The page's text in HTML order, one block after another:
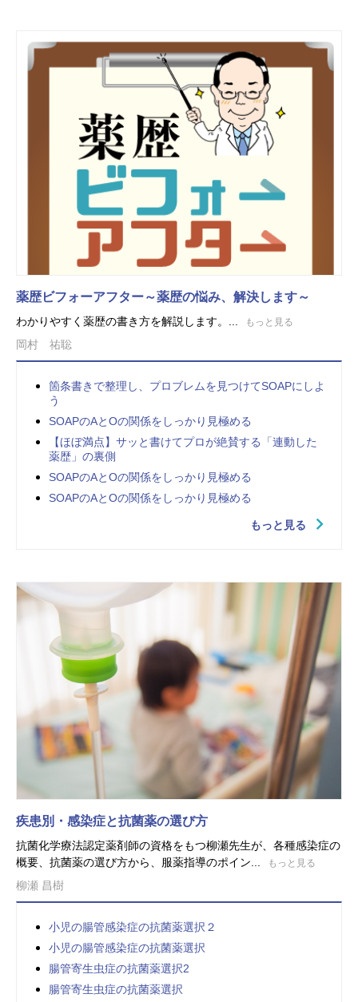
薬歴ビフォーアフター～薬歴の悩み、解決します～
わかりやすく薬歴の書き方を解説します。... もっと見る
岡村 祐聡
箇条書きで整理し、プロブレムを見つけてSOAPにしよ
う
SOAPのAとOの関係をしっかり見極める
【ほぼ満点】サッと書けてプロが絶賛する「連動した
薬歴」の裏側
SOAPのAとOの関係をしっかり見極める
SOAPのAとOの関係をしっかり見極める
もっと見る
疾患別・感染症と抗菌薬の選び方
抗菌化学療法認定薬剤師の資格をもつ柳瀬先生が、各種感染症の
概要、抗菌薬の選び方から、服薬指導のポイン...
もっと見る
柳瀬 昌樹
小児の腸管感染症の抗菌薬選択２
小児の腸管感染症の抗菌薬選択
腸管寄生虫症の抗菌薬選択2
腸管寄生虫症の抗菌薬選択